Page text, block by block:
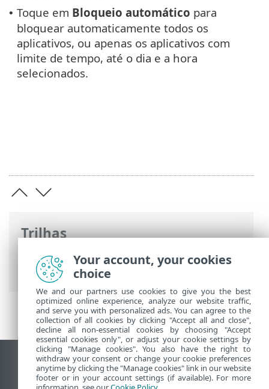
Trilhas
Ajuda on-line ESET>ESET Parental
Control for Android
Ações rápidas
• Toque em Bloqueio automático para
bloquear automaticamente todos os
aplicativos, ou apenas os aplicativos com
limite de tempo, até o dia e a hora
selecionados.
Ver site para desktop
End of Life
Your account, your cookies
choice
We and our partners use cookies to give you the best
optimized online experience, analyze our website traffic,
and serve you with personalized ads. You can agree to the
collection of all cookies by clicking "Accept all and close",
decline all non-essential cookies by choosing "Accept
essential cookies only", or adjust your cookie settings by
clicking "Manage cookies". You also have the right to
withdraw your consent or change your cookie preferences
anytime by clicking the "Manage cookies" link in our website
footer or in your account settings (if available). For more